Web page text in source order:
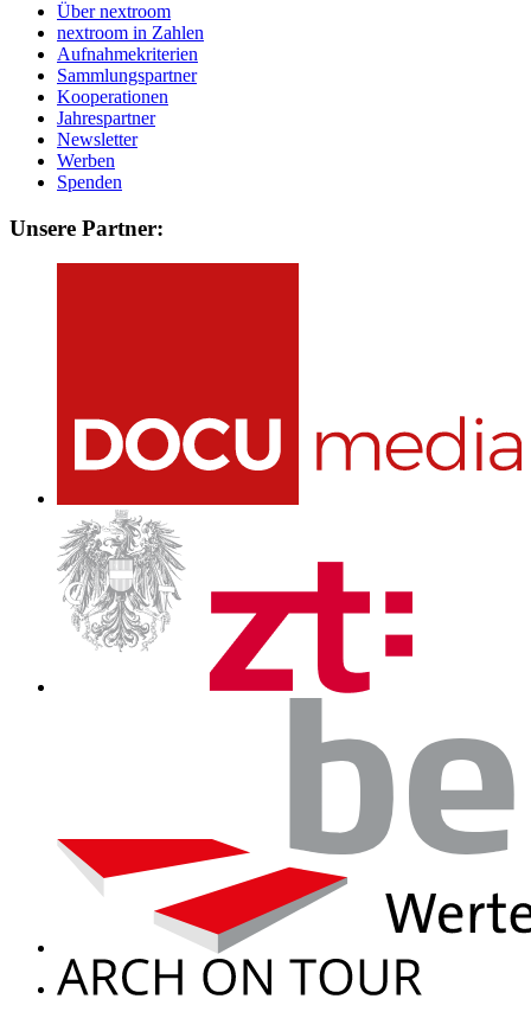
Über nextroom
nextroom in Zahlen
Aufnahmekriterien
Sammlungspartner
Kooperationen
Jahrespartner
Newsletter
Werben
Spenden
Unsere Partner: